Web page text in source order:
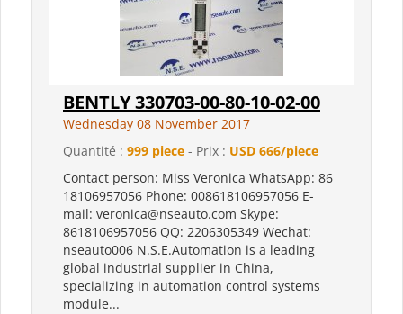
BENTLY 330703-00-80-10-02-00
Wednesday 08 November 2017
Quantité : 999 piece - Prix : USD 666/piece
Contact person: Miss Veronica WhatsApp: 86
18106957056 Phone: 008618106957056 E-
mail: veronica@nseauto.com Skype:
8618106957056 QQ: 2206305349 Wechat:
nseauto006 N.S.E.Automation is a leading
global industrial supplier in China,
specializing in automation control systems
module...